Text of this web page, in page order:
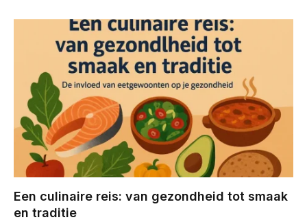
Een culinaire reis: van gezondheid tot smaak
en traditie